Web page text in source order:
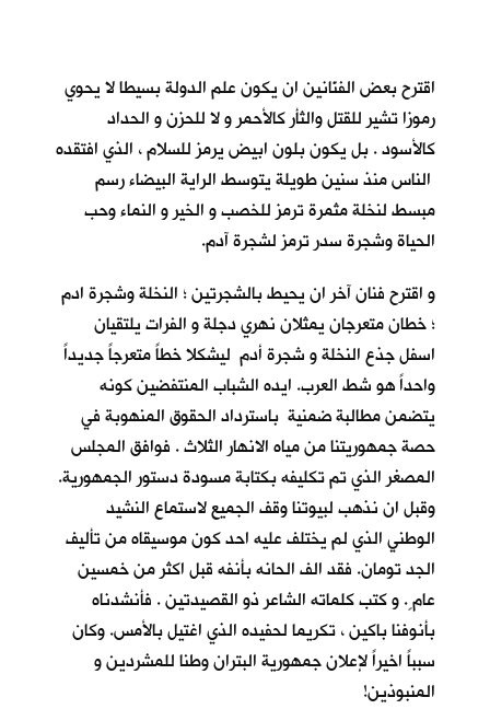
اقترح بعض الفنّانين ان يكون علم الدولة بسيطا لا يحوي
رموزا تشير للقتل والثأر كالأحمر و لا للحزن و الحداد
كالأسود . بل يكون بلون ابيض يرمز للسلام ، الذي افتقده
الناس منذ سنين طويلة يتوسط الراية البيضاء رسم
مبسط لنخلة مثمرة ترمز للخصب و الخير و النماء وحب
الحياة وشجرة سدر ترمز لشجرة آدم.
و اقترح فنان آخر ان يحيط بالشجرتين ؛ النخلة وشجرة ادم
؛ خطان متعرجان يمثلان نهري دجلة و الفرات يلتقيان
اسفل جذع النخلة و شجرة أدم ليشكلا خطاً متعرجاً جديداً
واحداً هو شط العرب. ايده الشباب المنتفضين كونه
يتضمن مطالبة ضمنية باسترداد الحقوق المنهوبة في
حصة جمهوريتنا من مياه الانهار الثلاث . فوافق المجلس
المصغر الذي تم تكليفه بكتابة مسودة دستور الجمهورية.
وقبل ان نذهب لبيوتنا وقف الجميع لاستماع النشيد
الوطني الذي لم يختلف عليه احد كون موسيقاه من تأليف
الجد تومان. فقد الف الحانه بأنفه قبل اكثر من خمسين
عام ٍ. و كتب كلماته الشاعر ذو القصيدتين . فأنشدناه
بأنوفنا باكين ، تكريما لحفيده الذي اغتيل بالأمس. وكان
سبباً اخيراً لإعلان جمهورية البتران وطنا للمشردين و
المنبوذين!